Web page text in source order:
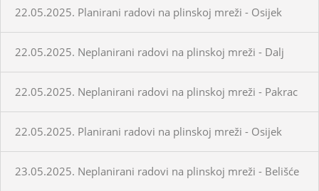
22.05.2025. Planirani radovi na plinskoj mreži - Osijek
22.05.2025. Neplanirani radovi na plinskoj mreži - Dalj
22.05.2025. Neplanirani radovi na plinskoj mreži - Pakrac
22.05.2025. Planirani radovi na plinskoj mreži - Osijek
23.05.2025. Neplanirani radovi na plinskoj mreži - Belišće